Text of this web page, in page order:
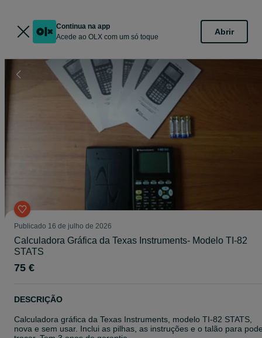
Continua na app
Acede ao OLX com um só toque
Abrir
Publicado 16 de julho de 2026
Calculadora Gráfica da Texas Instruments- Modelo TI-82
STATS
75 €
DESCRIÇÃO
Calculadora gráfica da Texas Instruments, modelo TI-82 STATS,
nova e sem usar. Inclui as pilhas, as instruções e o talão para